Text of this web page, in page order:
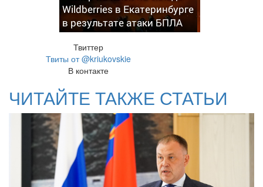
Wildberries в Екатеринбурге
в результате атаки БПЛА
Твиттер
Твиты от @kriukovskie
В контакте
ЧИТАЙТЕ ТАКЖЕ СТАТЬИ